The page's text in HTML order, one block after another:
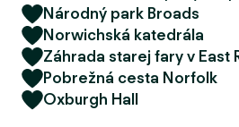
Národný park Broads
Norwichská katedrála
Záhrada starej fary v East
Pobrežná cesta Norfolk
Oxburgh Hall